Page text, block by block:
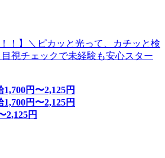
！】＼ピカッと光って、カチッと検
視チェックで未経験も安心スター
1,700円〜2,125円
1,700円〜2,125円
2,125円